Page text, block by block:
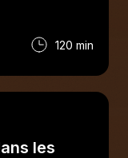
de Rick
lutteur 120 min
les